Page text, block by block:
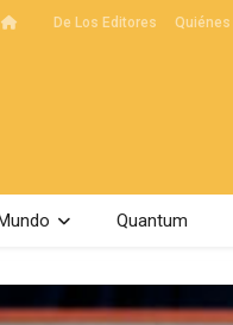
De Los Editores
Quantum